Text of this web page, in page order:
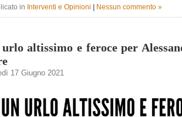
in Interventi e Opinioni Nessun commento »
altissimo e feroce per
17 Giugno 2021